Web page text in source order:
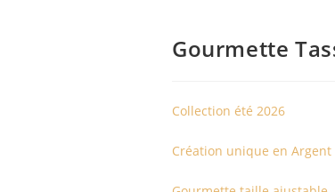
Gourmette
Collection été 2026
Création unique en Argent